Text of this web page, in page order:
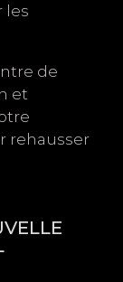
les
de
et
rehausser